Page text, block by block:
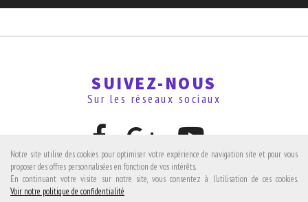
SUIVEZ-NOUS
Sur les réseaux sociaux
Notre site utilise des cookies pour optimiser votre expérience de navigation site et pour vous
proposer des offres personnalisées en fonction de vos intérêts.
En continuant votre visite sur notre site, vous consentez à l'utilisation de ces cookies.
Voir notre politique de confidentialité